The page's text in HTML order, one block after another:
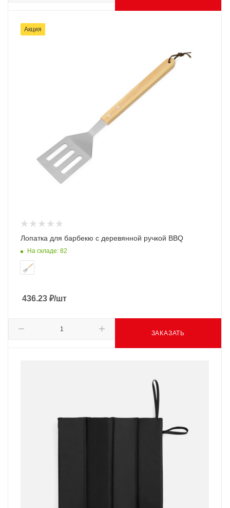
Акция
Лопатка для барбекю с деревянной ручкой BBQ
На складе: 82
436.23 ₽/шт
ЗАКАЗАТЬ